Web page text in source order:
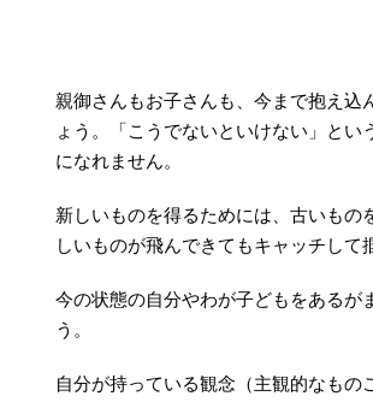
親御さんもお子さんも、今まで抱え込
ょう。「こうでないといけない」と
になれません。
新しいものを得るためには、古いも
しいものが飛んできてもキャッチして
今の状態の自分やわが子どもをあるが
う。
自分が持っている観念（主観的なもの